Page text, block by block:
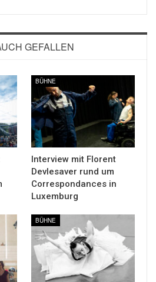
GEFALLEN
BÜHNE
Interview mit Florent
Devlesaver rund um
Correspondances in
Luxemburg
BÜHNE